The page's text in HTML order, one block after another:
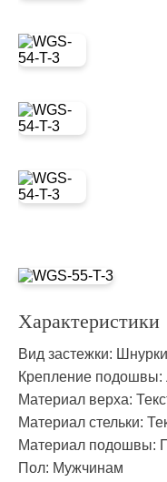
Характеристики
Вид застежки: Шнурки
Крепление подошвы:
Материал верха:
Материал стельки:
Материал подошвы:
Пол: Мужчинам